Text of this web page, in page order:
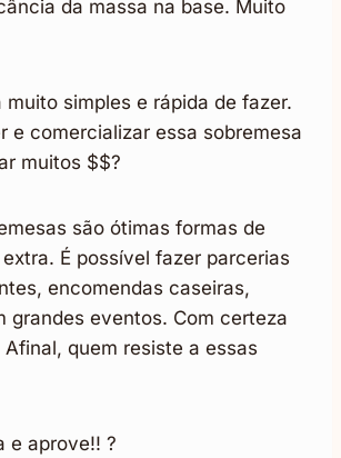
da massa na base. Muito
muito simples e rápida de fazer.
e comercializar essa sobremesa
muitos $$?
são ótimas formas de
É possível fazer parcerias
encomendas caseiras,
grandes eventos. Com certeza
quem resiste a essas
e aprove!! ?